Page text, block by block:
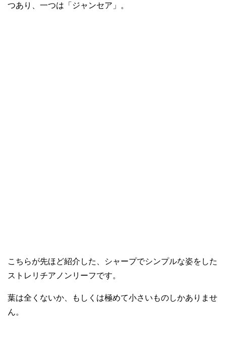
つあり、一つは「ジャンセア」。
こちらが先ほど紹介した、シャープでシンプルな姿をした
ストレリチアノンリーフです。
葉は全くないか、もしくは極めて小さいものしかありませ
ん。